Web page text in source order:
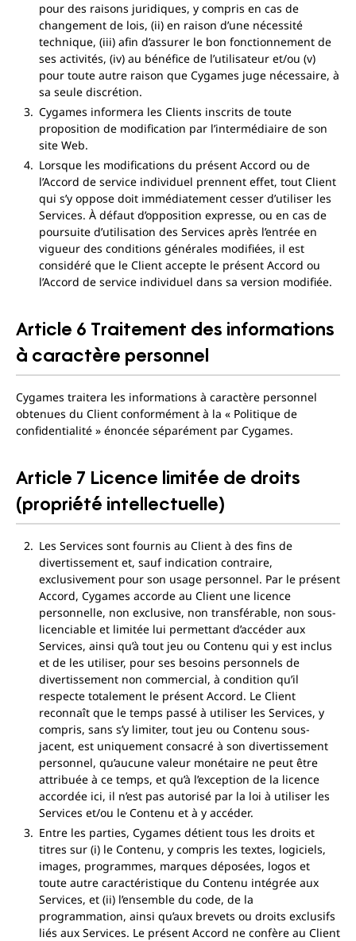
pour des raisons juridiques, y compris en cas de
changement de lois, (ii) en raison d’une nécessité
technique, (iii) afin d’assurer le bon fonctionnement de
ses activités, (iv) au bénéfice de l’utilisateur et/ou (v)
pour toute autre raison que Cygames juge nécessaire, à
sa seule discrétion.
Cygames informera les Clients inscrits de toute
proposition de modification par l’intermédiaire de son
site Web.
Lorsque les modifications du présent Accord ou de
l’Accord de service individuel prennent effet, tout Client
qui s’y oppose doit immédiatement cesser d’utiliser les
Services. À défaut d’opposition expresse, ou en cas de
poursuite d’utilisation des Services après l’entrée en
vigueur des conditions générales modifiées, il est
considéré que le Client accepte le présent Accord ou
l’Accord de service individuel dans sa version modifiée.
Article 6 Traitement des informations
à caractère personnel
Cygames traitera les informations à caractère personnel
obtenues du Client conformément à la « Politique de
confidentialité » énoncée séparément par Cygames.
Article 7 Licence limitée de droits
(propriété intellectuelle)
Les Services sont fournis au Client à des fins de
divertissement et, sauf indication contraire,
exclusivement pour son usage personnel. Par le présent
Accord, Cygames accorde au Client une licence
personnelle, non exclusive, non transférable, non sous-
licenciable et limitée lui permettant d’accéder aux
Services, ainsi qu’à tout jeu ou Contenu qui y est inclus
et de les utiliser, pour ses besoins personnels de
divertissement non commercial, à condition qu’il
respecte totalement le présent Accord. Le Client
reconnaît que le temps passé à utiliser les Services, y
compris, sans s’y limiter, tout jeu ou Contenu sous-
jacent, est uniquement consacré à son divertissement
personnel, qu’aucune valeur monétaire ne peut être
attribuée à ce temps, et qu’à l’exception de la licence
accordée ici, il n’est pas autorisé par la loi à utiliser les
Services et/ou le Contenu et à y accéder.
Entre les parties, Cygames détient tous les droits et
titres sur (i) le Contenu, y compris les textes, logiciels,
images, programmes, marques déposées, logos et
toute autre caractéristique du Contenu intégrée aux
Services, et (ii) l’ensemble du code, de la
programmation, ainsi qu’aux brevets ou droits exclusifs
liés aux Services. Le présent Accord ne confère au Client